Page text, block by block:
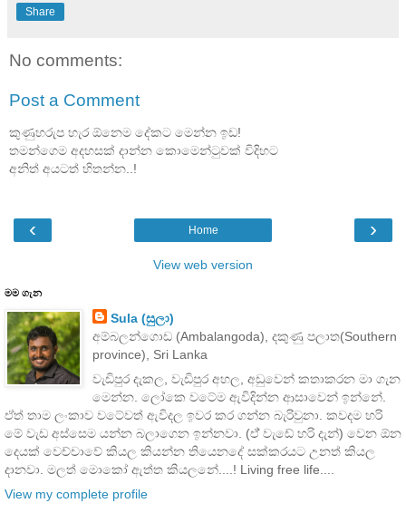
Share
No comments:
Post a Comment
කුණුහරුප හැර ඕනෙම දේකට මෙන්න ඉඩ!
තමන්ගෙම අදහසක් දාන්න කොමෙන්ටුවක් විදිහට
අනිත් අයටත් හිතන්න..!
‹ ›
Home
View web version
මම ගැන
Sula (සුලා)
අම්බලන්ගොඩ (Ambalangoda), දකුණු පලාත(Southern
province), Sri Lanka
වැඩිපුර දැකල, වැඩිපුර අහල, අඩුවෙන් කතාකරන මා ගැන
මෙන්න. ලෝකෙ වටේම ඇවිදින්න ආසාවෙන් ඉන්නේ.
ඒත් තාම ලංකාව වටේවත් ඇවිදල ඉවර කර ගන්න බැරිවුනා. කවදම හරි
මේ වැඩ අස්සෙම යන්න බලාගෙන ඉන්නවා. (ඒ් වැඩේ හරි දැන්) වෙන ඕන
දෙයක් වෙච්චාවේ කියල කියන්න තියෙනදේ සක්කරයට උනත් කියල
දානවා. මලත් මොකෝ ඇත්ත කියලනේ....! Living free life....
View my complete profile